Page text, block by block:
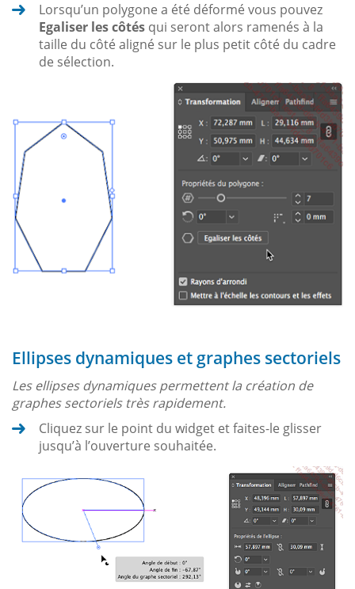
Lorsqu’un polygone a été déformé vous pouvez
Egaliser les côtés qui seront alors ramenés à la
taille du côté aligné sur le plus petit côté du cadre
de sélection.
Ellipses dynamiques et graphes sectoriels
Les ellipses dynamiques permettent la création de
graphes sectoriels très rapidement.
Cliquez sur le point du widget et faites-le glisser
jusqu’à l’ouverture souhaitée.